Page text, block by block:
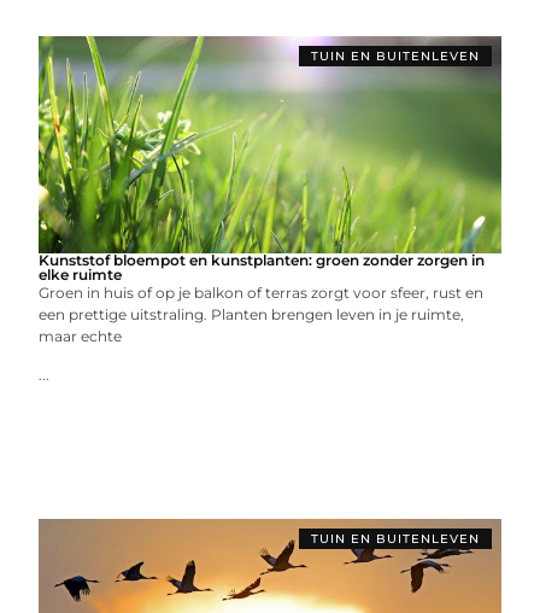
TUIN EN BUITENLEVEN
Kunststof bloempot en kunstplanten: groen zonder zorgen in
elke ruimte
Groen in huis of op je balkon of terras zorgt voor sfeer, rust en
een prettige uitstraling. Planten brengen leven in je ruimte,
maar echte
...
TUIN EN BUITENLEVEN